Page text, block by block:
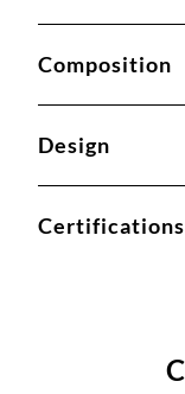
Composition
Design
Certifications